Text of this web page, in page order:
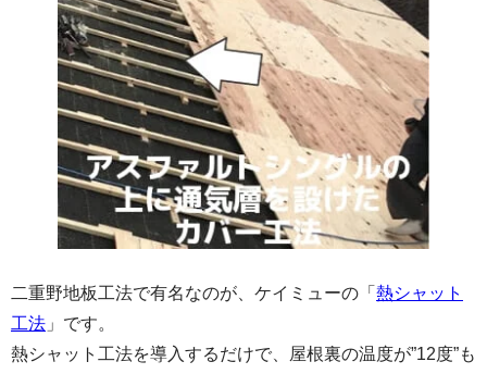
二重野地板工法で有名なのが、ケイミューの「 熱シャット
工法 」です。
熱シャット工法を導入するだけで、屋根裏の温度が”12度”も